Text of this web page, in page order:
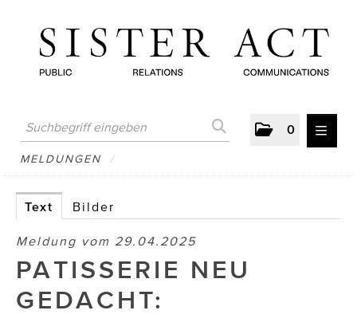
0
MELDUNGEN
AUSTRIAN PRESS DAY
ATELIER FĒ.
MELDUNGEN /
Text Bilder
Meldung vom 29.04.2025
PATISSERIE NEU
GEDACHT: